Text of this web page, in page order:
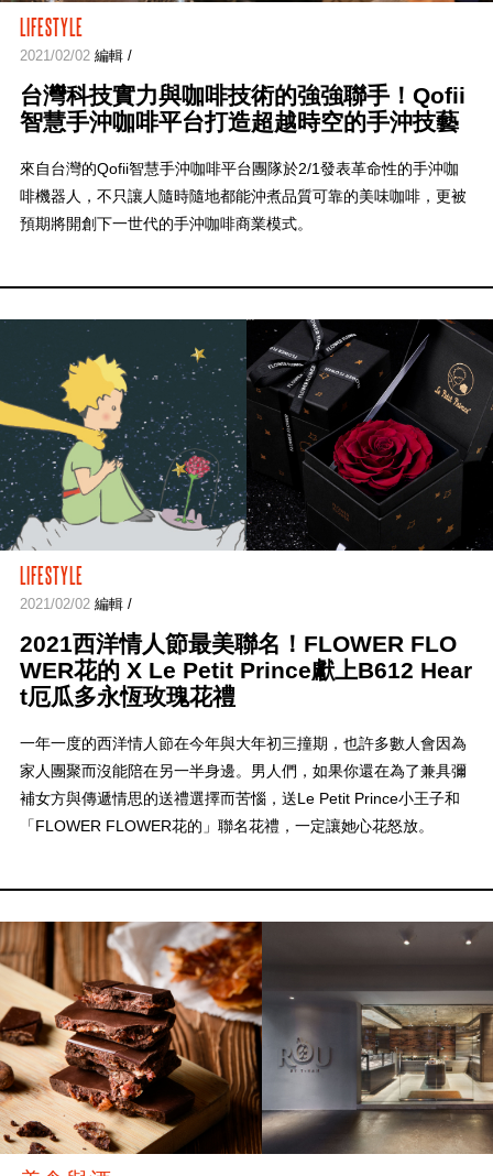
LIFESTYLE
2021/02/02編輯 /
台灣科技實力與咖啡技術的強強聯手！Qofii
智慧手沖咖啡平台打造超越時空的手沖技藝
來自台灣的Qofii智慧手沖咖啡平台團隊於2/1發表革命性的手沖咖
啡機器人，不只讓人隨時隨地都能沖煮品質可靠的美味咖啡，更被
預期將開創下一世代的手沖咖啡商業模式。
LIFESTYLE
2021/02/02編輯 /
2021西洋情人節最美聯名！FLOWER FLO
WER花的 X Le Petit Prince獻上B612 Hear
t厄瓜多永恆玫瑰花禮
一年一度的西洋情人節在今年與大年初三撞期，也許多數人會因為
家人團聚而沒能陪在另一半身邊。男人們，如果你還在為了兼具彌
補女方與傳遞情思的送禮選擇而苦惱，送Le Petit Prince小王子和
「FLOWER FLOWER花的」聯名花禮，一定讓她心花怒放。